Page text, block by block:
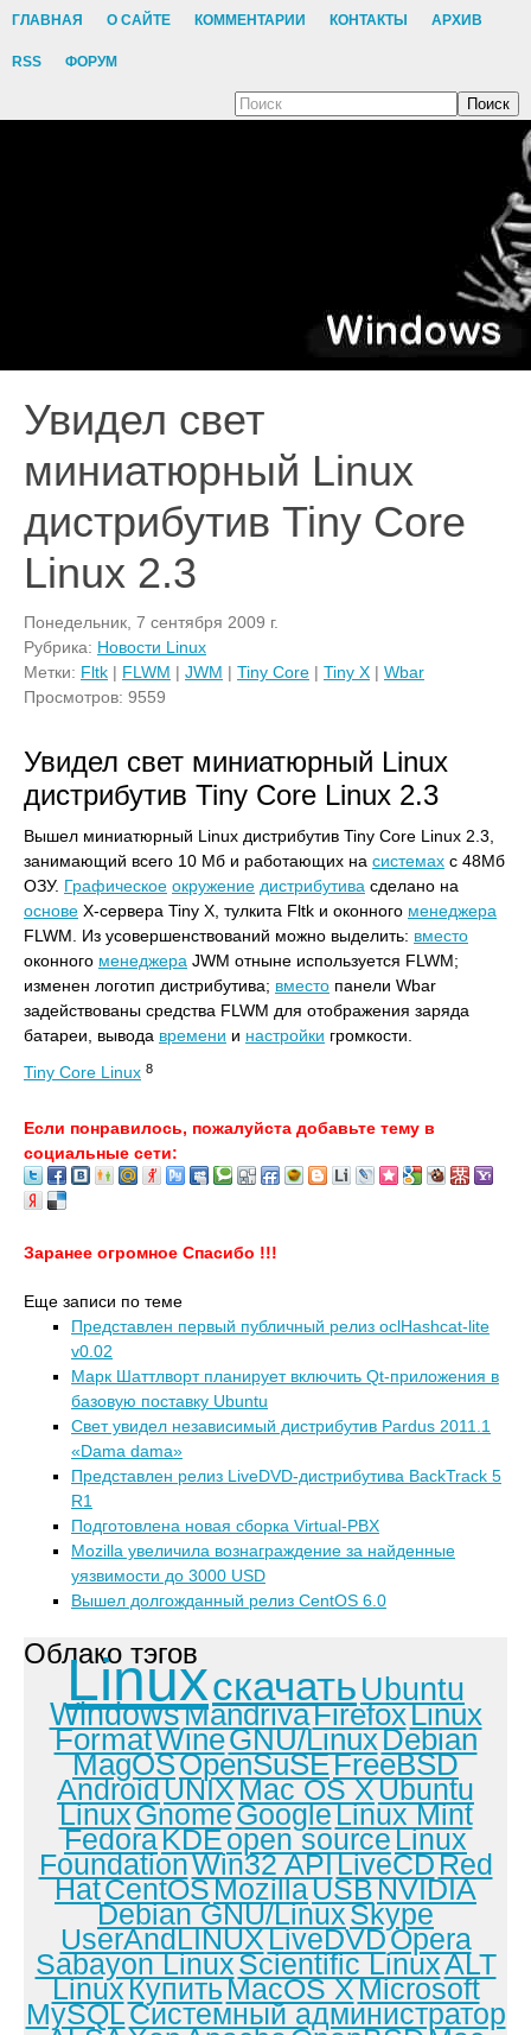
ГЛАВНАЯ О САЙТЕ КОММЕНТАРИИ КОНТАКТЫ АРХИВ
RSS ФОРУМ
Поиск
Увидел свет
миниатюрный Linux
дистрибутив Tiny Core
Linux 2.3
Понедельник, 7 сентября 2009 г.
Рубрика: Новости Linux
Метки: Fltk | FLWM | JWM | Tiny Core | Tiny X | Wbar
Просмотров: 9559
Увидел свет миниатюрный Linux
дистрибутив Tiny Core Linux 2.3
Вышел миниатюрный Linux дистрибутив Tiny Core Linux 2.3,
занимающий всего 10 Мб и работающих на системах с 48Мб
ОЗУ. Графическое окружение дистрибутива сделано на
основе X-сервера Tiny X, тулкита Fltk и оконного менеджера
FLWM. Из усовершенствований можно выделить: вместо
оконного менеджера JWM отныне используется FLWM;
изменен логотип дистрибутива; вместо панели Wbar
задействованы средства FLWM для отображения заряда
батареи, вывода времени и настройки громкости.
Tiny Core Linux 8
Если понравилось, пожалуйста добавьте тему в
социальные сети:
Заранее огромное Спасибо !!!
Еще записи по теме
Представлен первый публичный релиз oclHashcat-lite
v0.02
Марк Шаттлворт планирует включить Qt-приложения в
базовую поставку Ubuntu
Свет увидел независимый дистрибутив Pardus 2011.1
«Dama dama»
Представлен релиз LiveDVD-дистрибутива BackTrack 5
R1
Подготовлена новая сборка Virtual-PBX
Mozilla увеличила вознаграждение за найденные
уязвимости до 3000 USD
Вышел долгожданный релиз CentOS 6.0
Облако тэгов
Linuxскачать Ubuntu
WindowsMandrivaFirefoxLinux
FormatWineGNU/LinuxDebian
MagOSOpenSuSEFreeBSD
AndroidUNIXMac OS XUbuntu
LinuxGnomeGoogleLinux Mint
FedoraKDEopen sourceLinux
FoundationWin32 APILiveCDRed
HatCentOSMozillaUSBNVIDIA
Debian GNU/LinuxSkype
UserAndLINUXLiveDVDOpera
Sabayon LinuxScientific LinuxALT
LinuxКупитьMacOS XMicrosoft
MySQLСистемный администратор